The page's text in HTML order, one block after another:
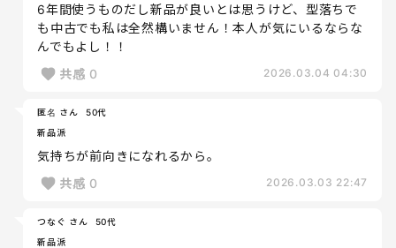
6年間使うものだし新品が良いとは思うけど、型落ちで
も中古でも私は全然構いません！本人が気にいるならな
んでもよし！！
共感 0 2026.03.04 04:30
匿名 さん
50代
新品派
気持ちが前向きになれるから。
共感 0 2026.03.03 22:47
つなぐ さん
50代
新品派